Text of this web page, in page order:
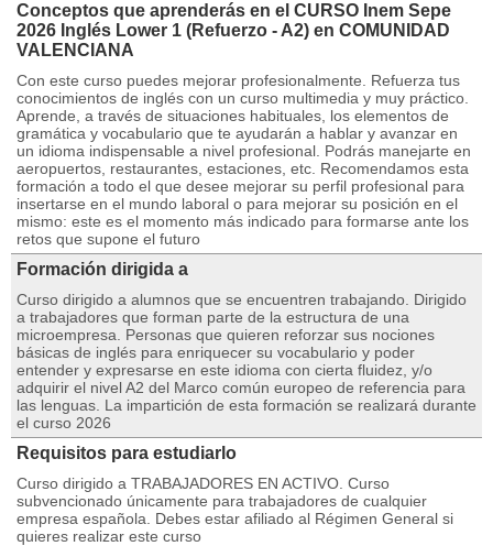
Conceptos que aprenderás en el CURSO Inem Sepe
2026 Inglés Lower 1 (Refuerzo - A2) en COMUNIDAD
VALENCIANA
Con este curso puedes mejorar profesionalmente. Refuerza tus
conocimientos de inglés con un curso multimedia y muy práctico.
Aprende, a través de situaciones habituales, los elementos de
gramática y vocabulario que te ayudarán a hablar y avanzar en
un idioma indispensable a nivel profesional. Podrás manejarte en
aeropuertos, restaurantes, estaciones, etc. Recomendamos esta
formación a todo el que desee mejorar su perfil profesional para
insertarse en el mundo laboral o para mejorar su posición en el
mismo: este es el momento más indicado para formarse ante los
retos que supone el futuro
Formación dirigida a
Curso dirigido a alumnos que se encuentren trabajando. Dirigido
a trabajadores que forman parte de la estructura de una
microempresa. Personas que quieren reforzar sus nociones
básicas de inglés para enriquecer su vocabulario y poder
entender y expresarse en este idioma con cierta fluidez, y/o
adquirir el nivel A2 del Marco común europeo de referencia para
las lenguas. La impartición de esta formación se realizará durante
el curso 2026
Requisitos para estudiarlo
Curso dirigido a TRABAJADORES EN ACTIVO. Curso
subvencionado únicamente para trabajadores de cualquier
empresa española. Debes estar afiliado al Régimen General si
quieres realizar este curso